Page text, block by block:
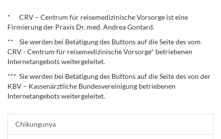
* CRV – Centrum für reisemedizinische Vorsorge ist eine
Firmierung der Praxis Dr. med. Andrea Gontard.
** Sie werden bei Betätigung des Buttons auf die Seite des vom
CRV - Centrum für reisemedizinische Vorsorge* betriebenen
Internetangebots weitergeleitet.
*** Sie werden bei Betätigung des Buttons auf die Seite des von der
KBV – Kassenärztliche Bundesvereinigung betriebenen
Internetangebots weitergeleitet.
Chikungunya